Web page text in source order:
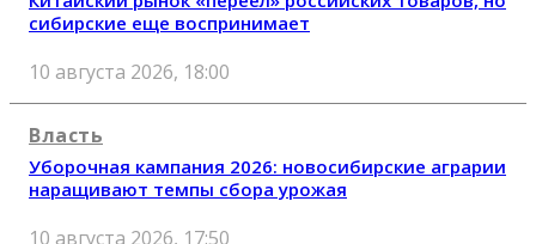
сибирские еще воспринимает
10 августа 2026, 18:00
Власть
Уборочная кампания 2026: новосибирские аграрии
наращивают темпы сбора урожая
10 августа 2026, 17:50